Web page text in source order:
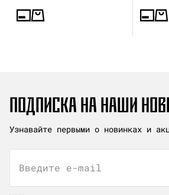
ПОДПИСКА НА НАШИ
Узнавайте первыми о новинках и
Введите e-mail